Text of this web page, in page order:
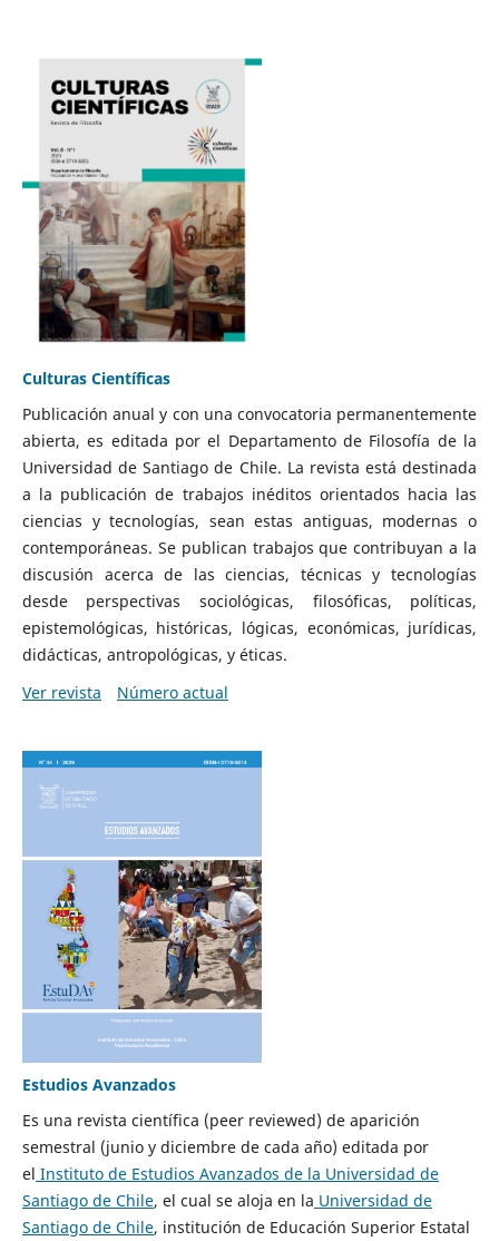
Culturas Científicas
Publicación anual y con una convocatoria permanentemente
abierta, es editada por el Departamento de Filosofía de la
Universidad de Santiago de Chile. La revista está destinada
a la publicación de trabajos inéditos orientados hacia las
ciencias y tecnologías, sean estas antiguas, modernas o
contemporáneas. Se publican trabajos que contribuyan a la
discusión acerca de las ciencias, técnicas y tecnologías
desde perspectivas sociológicas, filosóficas, políticas,
epistemológicas, históricas, lógicas, económicas, jurídicas,
didácticas, antropológicas, y éticas.
Ver revista
Número actual
Estudios Avanzados
Es una revista científica (peer reviewed) de aparición
semestral (junio y diciembre de cada año) editada por
el Instituto de Estudios Avanzados de la Universidad de
Santiago de Chile, el cual se aloja en la Universidad de
Santiago de Chile, institución de Educación Superior Estatal